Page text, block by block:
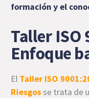
formación y el
Taller ISO
Enfoque
El Taller ISO
Riesgosse trata de